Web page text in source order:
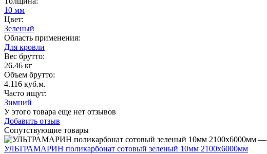
10 мм
Цвет:
Зеленый
Область применения:
Для кровли
Вес брутто:
26.46 кг
Объем брутто:
4.116 куб.м.
Часто ищут:
Зимний
У этого товара еще нет отзывов
Добавить отзыв
Сопутствующие товары
УЛЬТРАМАРИН поликарбонат сотовый зеленый 10мм 2100х6000мм